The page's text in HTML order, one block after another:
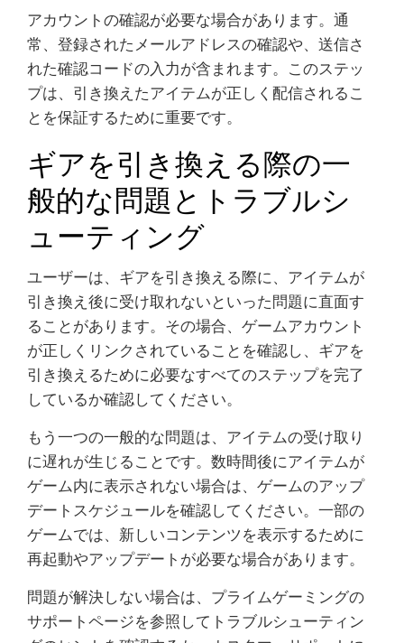
アカウントの確認が必要な場合があります。通
常、登録されたメールアドレスの確認や、送信さ
れた確認コードの入力が含まれます。このステッ
プは、引き換えたアイテムが正しく配信されるこ
とを保証するために重要です。
ギアを引き換える際の一
般的な問題とトラブルシ
ューティング
ユーザーは、ギアを引き換える際に、アイテムが
引き換え後に受け取れないといった問題に直面す
ることがあります。その場合、ゲームアカウント
が正しくリンクされていることを確認し、ギアを
引き換えるために必要なすべてのステップを完了
しているか確認してください。
もう一つの一般的な問題は、アイテムの受け取り
に遅れが生じることです。数時間後にアイテムが
ゲーム内に表示されない場合は、ゲームのアップ
デートスケジュールを確認してください。一部の
ゲームでは、新しいコンテンツを表示するために
再起動やアップデートが必要な場合があります。
問題が解決しない場合は、プライムゲーミングの
サポートページを参照してトラブルシューティン